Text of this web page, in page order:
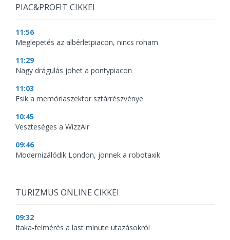
PIAC&PROFIT CIKKEI
11:56
Meglepetés az albérletpiacon, nincs roham
11:29
Nagy drágulás jöhet a pontypiacon
11:03
Esik a memóriaszektor sztárrészvénye
10:45
Veszteséges a WizzAir
09:46
Modernizálódik London, jönnek a robotaxik
TURIZMUS ONLINE CIKKEI
09:32
Itaka-felmérés a last minute utazásokról